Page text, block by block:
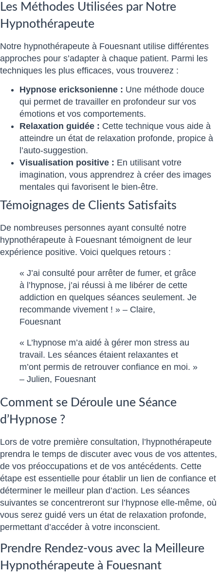
Les Méthodes Utilisées par Notre
Hypnothérapeute
Notre hypnothérapeute à Fouesnant utilise différentes
approches pour s’adapter à chaque patient. Parmi les
techniques les plus efficaces, vous trouverez :
Hypnose ericksonienne : Une méthode douce
qui permet de travailler en profondeur sur vos
émotions et vos comportements.
Relaxation guidée : Cette technique vous aide à
atteindre un état de relaxation profonde, propice à
l’auto-suggestion.
Visualisation positive : En utilisant votre
imagination, vous apprendrez à créer des images
mentales qui favorisent le bien-être.
Témoignages de Clients Satisfaits
De nombreuses personnes ayant consulté notre
hypnothérapeute à Fouesnant témoignent de leur
expérience positive. Voici quelques retours :
« J’ai consulté pour arrêter de fumer, et grâce
à l’hypnose, j’ai réussi à me libérer de cette
addiction en quelques séances seulement. Je
recommande vivement ! » – Claire,
Fouesnant
« L’hypnose m’a aidé à gérer mon stress au
travail. Les séances étaient relaxantes et
m’ont permis de retrouver confiance en moi. »
– Julien, Fouesnant
Comment se Déroule une Séance
d’Hypnose ?
Lors de votre première consultation, l’hypnothérapeute
prendra le temps de discuter avec vous de vos attentes,
de vos préoccupations et de vos antécédents. Cette
étape est essentielle pour établir un lien de confiance et
déterminer le meilleur plan d’action. Les séances
suivantes se concentreront sur l’hypnose elle-même, où
vous serez guidé vers un état de relaxation profonde,
permettant d’accéder à votre inconscient.
Prendre Rendez-vous avec la Meilleure
Hypnothérapeute à Fouesnant